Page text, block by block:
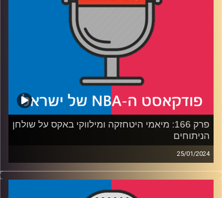
עידן לוצקי
פרק 166: מיאמי היטחזקה ומילווקי באקס על שולחן
הניתוחים
25/01/2024
פודקאסט האן.בי.איי עם ערן סורוקה, שרון דוידוביץ׳, משה
דוידוביץ׳ ועידן לוצקי